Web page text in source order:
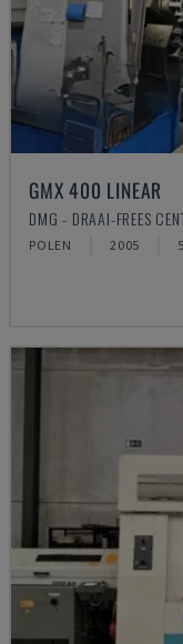
GMX 400 LINEAR
DMG - DRAAI-FREES
POLEN 2005